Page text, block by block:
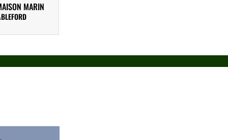
MARIN